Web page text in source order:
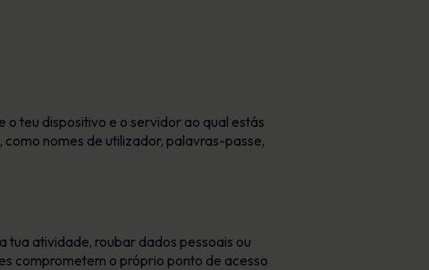
teu dispositivo e o servidor ao qual estás
nomes de utilizador, palavras-passe,
tua atividade, roubar dados pessoais ou
comprometem o próprio ponto de acesso